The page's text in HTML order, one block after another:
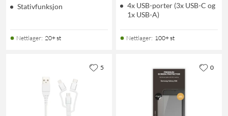
Stativfunksjon
Nettlager: 20+ st
4x USB-porter (3x USB-C og
1x USB-A)
Nettlager: 100+ st
5 0